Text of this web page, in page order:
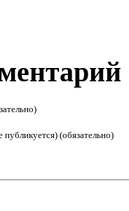
публикуется) (обязательно)